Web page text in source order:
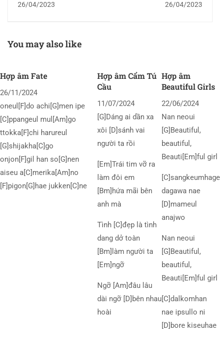
26/04/2023 26/04/2023
You may also like
Hợp âm Fate
26/11/2024
oneul[F]do achi[G]men ipe
[C]ppangeul mul[Am]go
ttokka[F]chi harureul
[G]shijakha[C]go
onjon[F]gil han so[G]nen
aiseu a[C]merika[Am]no
[F]pigon[G]hae jukken[C]ne
Hợp âm Cẩm Tú
Cầu
11/07/2024
[G]Dáng ai dần xa
xôi [D]sánh vai
người ta rồi
[Em]Trái tim vỡ ra
làm đôi em
[Bm]hứa mãi bên
anh mà
Tình [C]đẹp là tình
dang dở toàn
[Bm]làm người ta
[Em]ngỡ
Ngỡ [Am]đâu lâu
dài ngỡ [D]bên nhau
hoài
Hợp âm
Beautiful Girls
22/06/2024
Nan neoui
[G]Beautiful,
beautiful,
Beauti[Em]ful girl
[C]sangkeumhage
dagawa nae
[D]mameul
anajwo
Nan neoui
[G]Beautiful,
beautiful,
Beauti[Em]ful girl
[C]dalkomhan
nae ipsullo ni
[D]bore kiseuhae